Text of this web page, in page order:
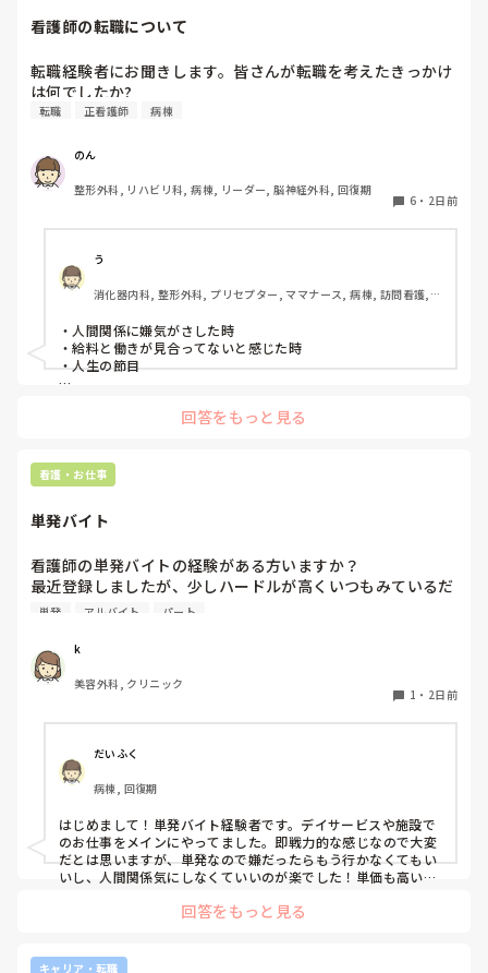
がいいんじゃないの？」と声をかけても、「記録終わってな
早く色々覚えたい！という、意欲があまり感じられず…これ
はPNS云々よりも、その新人の性格かな？とも思いました
が、ほとんどの新人に当てはまりました。。。時代柄でしょ
私はどちらかといえば、PNSは好きじゃありません。
でもPNSでやれというからには、もっと業務量に見合った、
新人を指導しながら業務ができるゆとりが欲しいです。
いと思いますか？
看護師の転職について
転職経験者にお聞きします。皆さんが転職を考えたきっかけ
は何でしたか?
転職 正看護師 病棟
のん
整形外科, リハビリ科, 病棟, リーダー, 脳神経外科, 回復期
6 ・ 2日前
う
消化器内科, 整形外科, プリセプター, ママナース, 病棟, 訪問看護,
・人間関係に嫌気がさした時
・給料と働きが見合ってないと感じた時
・人生の節目
回答をもっと見る
看護・お仕事
単発バイト
看護師の単発バイトの経験がある方いますか？
最近登録しましたが、少しハードルが高くいつもみているだ
けです。
ような雰囲気なのか知りたいです。
単発 アルバイト パート
k
美容外科, クリニック
1 ・ 2日前
だいふく
病棟, 回復期
はじめまして！単発バイト経験者です。デイサービスや施設で
のお仕事をメインにやってました。即戦力的な感じなので大変
だとは思いますが、単発なので嫌だったらもう行かなくてもい
いし、人間関係気にしなくていいのが楽でした！単価も高いで
にちに空きがあるか分からないのでそこは難点ですかね。
回答をもっと見る
キャリア・転職